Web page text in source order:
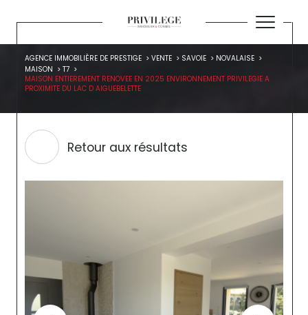
AGENCE IMMOBILIÈRE DE PRESTIGE VENTE SAVOIE
NOVALAISE
MAISON
T7
MAISON ENTIEREMENT RENOVEE EN 2025 ENVIRONNEMENT PRIVILEGIE A
PROXIMITE DU LAC D AIGUEBELETTE
Retour aux résultats